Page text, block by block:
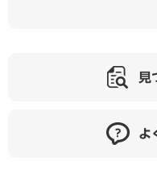
見
よ